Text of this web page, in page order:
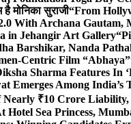
मोनिका सुराजी“From
With Archana
in Jehangir Art Gallery
Barshikar, Nanda
Centric Film “Abhaya”
Sharma Features In
Emerges Among India’s
Nearly ₹10 Crore
Hotel Sea Princess,